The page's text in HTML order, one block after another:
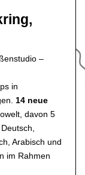
–
in
14 neue
davon 5
Arabisch und
im Rahmen